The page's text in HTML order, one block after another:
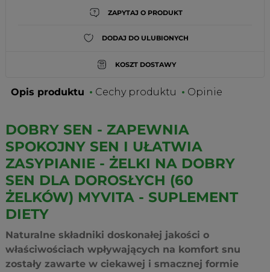
ZAPYTAJ O PRODUKT
DODAJ DO ULUBIONYCH
KOSZT DOSTAWY
Opis produktu Cechy produktu Opinie
DOBRY SEN - ZAPEWNIA
SPOKOJNY SEN I UŁATWIA
ZASYPIANIE - ŻELKI NA DOBRY
SEN DLA DOROSŁYCH (60
ŻELKÓW) MYVITA - SUPLEMENT
DIETY
Naturalne składniki doskonałej jakości o
właściwościach wpływających na komfort snu
zostały zawarte w ciekawej i smacznej formie